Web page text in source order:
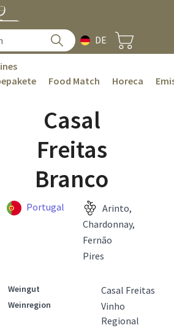
DE
Food Match Horeca
Casal
Freitas
Branco
Portugal
Arinto,
Chardonnay,
Fernão
Pires
Weingut Casal Freitas
Weinregion
Vinho
Regional